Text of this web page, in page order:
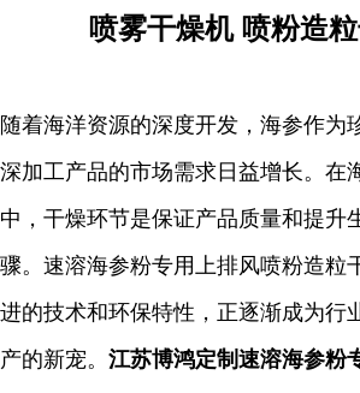
喷雾干燥机 喷粉造
随着海洋资源的深度开发，海参作为
深加工产品的市场需求日益增长。在
中，干燥环节是保证产品质量和提升
骤。速溶海参粉专用上排风喷粉造粒
进的技术和环保特性，正逐渐成为行
产的新宠。 江苏博鸿定制速溶海参粉